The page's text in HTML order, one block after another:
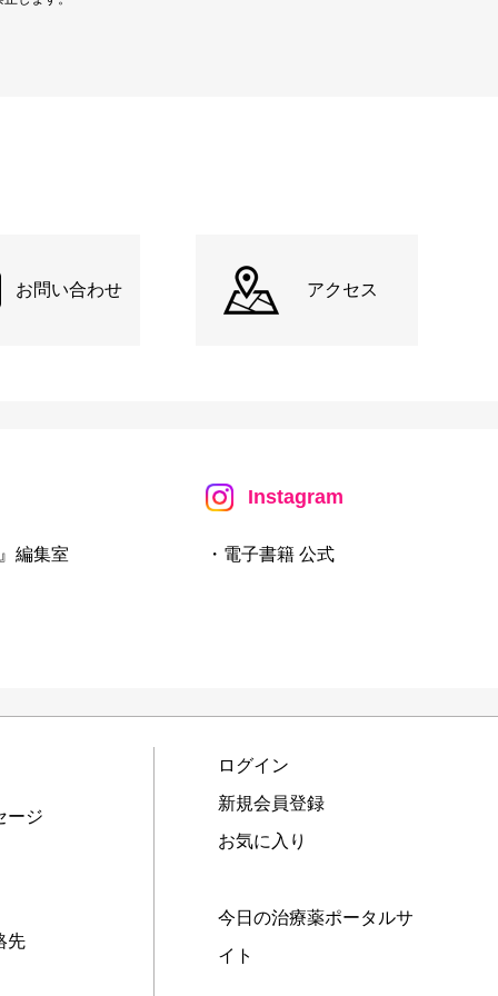
お問い合わせ アクセス
編集室
Instagram
・電子書籍 公式
ージ
先
ログイン
新規会員登録
お気に入り
今日の治療薬ポータルサ
イト